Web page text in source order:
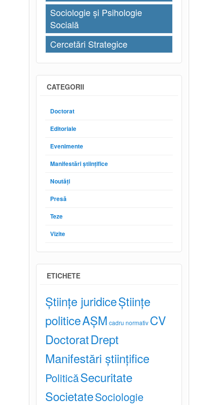
Sociologie și Psihologie
Socială
Cercetări Strategice
CATEGORII
Doctorat
Editoriale
Evenimente
Manifestări științifice
Noutăți
Presă
Teze
Vizite
ETICHETE
Științe juridiceȘtiințe
politiceAȘM cadru normativ CV
DoctoratDrept
Manifestări științifice
PoliticăSecuritate
SocietateSociologie